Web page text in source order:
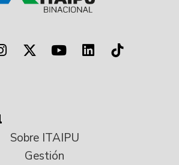
Sobre ITAIPU
Gestión